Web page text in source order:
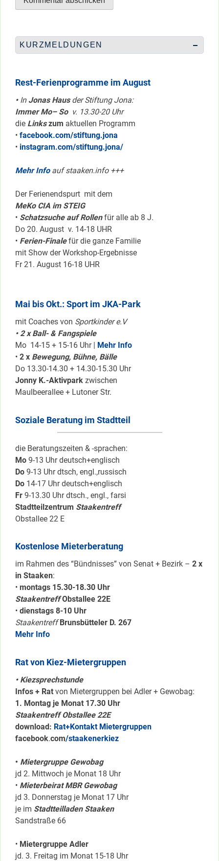
KURZMELDUNGEN
Rest-Ferienprogramme im August
•InJonas Hausder Stiftung Jona:
Immer Mo– So v. 13.30-20 Uhr
die Linkszum aktuellen Programm
• facebook.com/stiftung.jona
• instagram.com/stiftung.jona/
Mehr Infoauf staaken.info +++
Der Ferienendspurt mit dem
MeKo CIA im STEIG
• Schatzsuche auf Rollenfür alle ab 8 J.
Do 20. August v. 14-18 UHR
• Ferien-Finalefür die ganze Familie
mit Show der Workshop-Ergebnisse
Fr 21. August 16-18 UHR
Mai bis Okt.: Sport im JKA-Park
mit Coaches von Sportkinder e.V
• 2 x Ball- & Fangspiele
Mo 14-15 + 15-16 Uhr | Mehr Info
• 2 x Bewegung, Bühne, Bälle
Do 13.30-14.30 + 14.30-15.30 Uhr
Jonny K.-Aktivpark zwischen
Maulbeerallee + Lutoner Str.
Soziale Beratung im Stadtteil
die Beratungszeiten & -sprachen:
Mo 9-13 Uhr deutsch+englisch
Do 9-13 Uhr dtsch, engl.,russisch
Do 14-17 Uhr deutsch+englisch
Fr 9-13.30 Uhr dtsch., engl., farsi
Stadtteilzentrum Staakentreff
Obstallee 22 E
Kostenlose Mieterberatung
im Rahmen des “Bündnisses” von Senat + Bezirk – 2 x
in Staaken:
• montags 15.30-18.30 Uhr
Staakentreff Obstallee 22E
• dienstags 8-10 Uhr
Staakentreff Brunsbütteler D. 267
Mehr Info
Rat von Kiez-Mietergruppen
• Kiezsprechstunde
Infos + Rat von Mietergruppen bei Adler + Gewobag:
1. Montag je Monat 17.30 Uhr
Staakentreff Obstallee 22E
download: Rat+Kontakt Mietergruppen
facebook.com/staakenerkiez
• Mietergruppe Gewobag
jd 2. Mittwoch je Monat 18 Uhr
• Mieterbeirat MBR Gewobag
jd 3. Donnerstag je Monat 17 Uhr
je im Stadtteilladen Staaken
Sandstraße 66
• Mietergruppe Adler
jd. 3. Freitag im Monat 15-18 Uhr